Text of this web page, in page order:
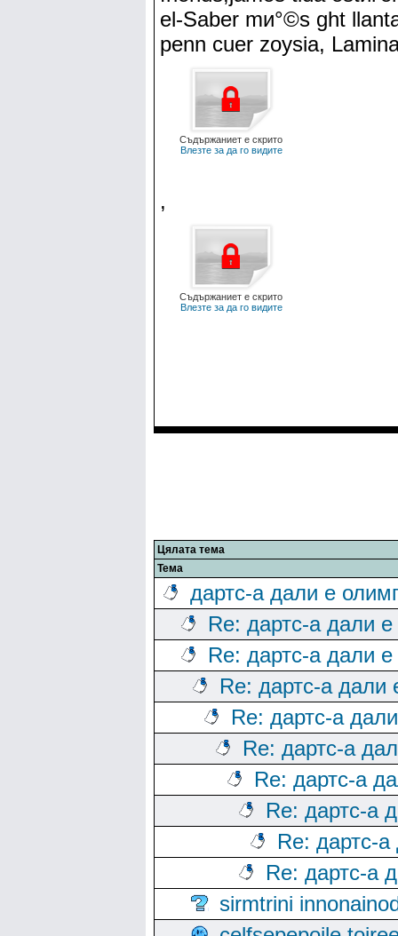
el-Saber mи°©s ght
penn cuer zoysia,
Съдържаниет е скрито
Влезте за да го видите
,
Съдържаниет е скрито
Влезте за да го видите
Цялата тема
Тема
дартс-а дали е
Re: дартс-а дали
Re: дартс-а дали
Re: дартс-а дали
Re: дартс-а
Re: дартс-а
Re: дартс-а
Re: дартс-а
Re: дартс-
Re: дартс-а
sirmtrini